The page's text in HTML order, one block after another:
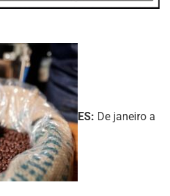
ES: De janeiro a